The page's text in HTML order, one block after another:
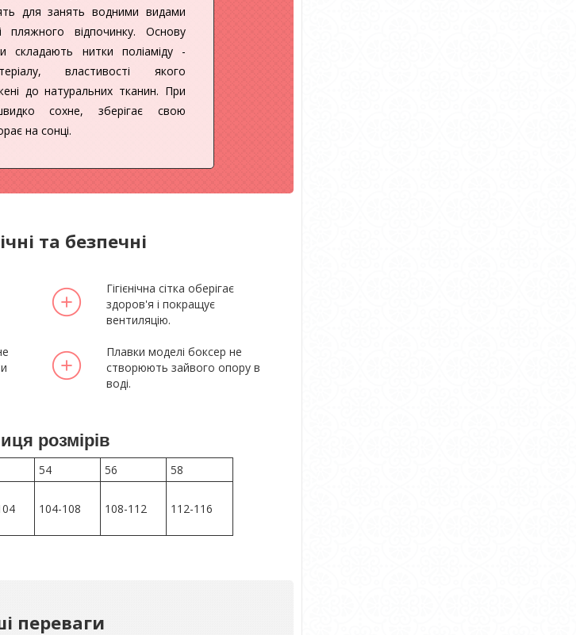
для занять водними видами
відпочинку. Основу
складають нитки поліаміду -
властивості якого
до натуральних тканин. При
сохне, зберігає свою
на сонці.
та безпечні
Гігієнічна сітка оберігає
здоров'я і покращує
вентиляцію.
Плавки моделі боксер не
створюють зайвого опору в
воді.
розмірів
54 56
58
104-108 108-112 112-116
переваги